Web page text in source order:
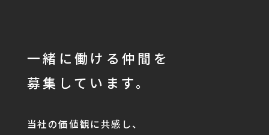
一緒に働ける仲間を
募集しています。
当社の価値観に共感し、